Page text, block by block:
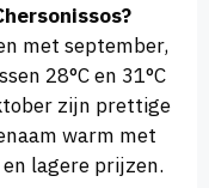
met september,
28°C en 31°C
zijn prettige
warm met
lagere prijzen.